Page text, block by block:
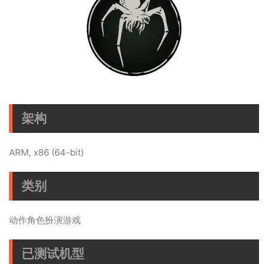
架构
ARM, x86 (64-bit)
类别
动作角色扮演游戏
已测试机型